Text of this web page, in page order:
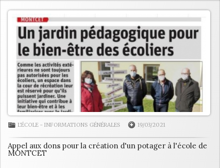
L'ÉCOLE - INFORMATIONS GÉNÉRALES 19/03/2021
Appel aux dons pour la création d'un potager à l'école de
MONTCET